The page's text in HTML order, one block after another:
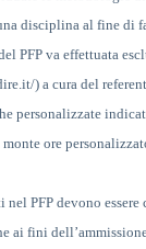
disciplina al fine di
PFP va effettuata
) a cura del
personalizzate
ore
PFP devono
ai fini